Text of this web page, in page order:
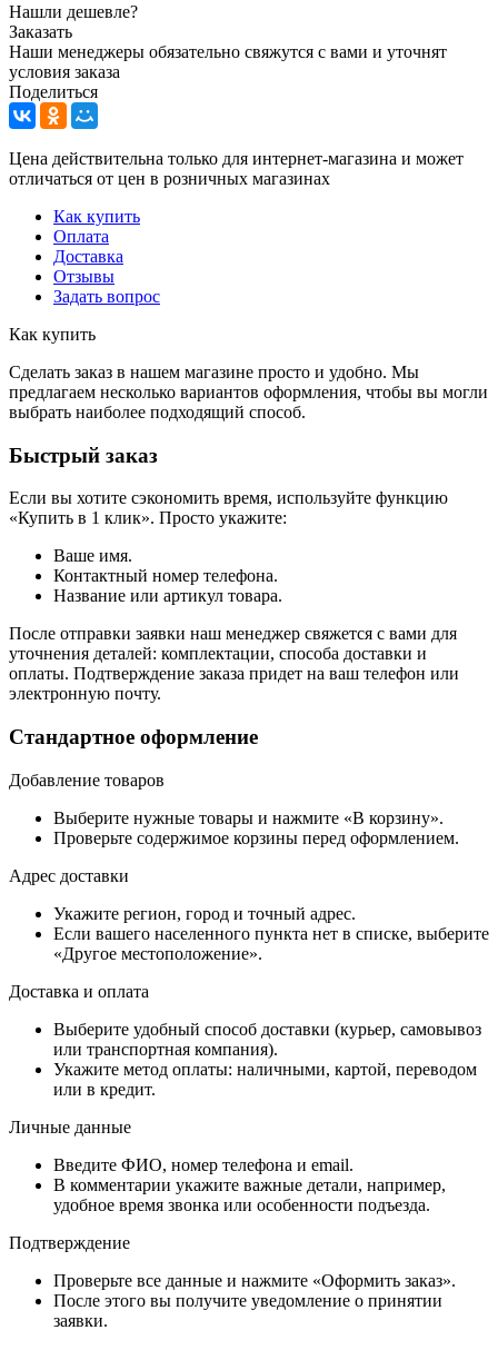
Нашли дешевле?
Заказать
Наши менеджеры обязательно свяжутся с вами и уточнят
условия заказа
Поделиться
Цена действительна только для интернет-магазина и может
отличаться от цен в розничных магазинах
Как купить
Оплата
Доставка
Отзывы
Задать вопрос
Как купить
Сделать заказ в нашем магазине просто и удобно. Мы
предлагаем несколько вариантов оформления, чтобы вы могли
выбрать наиболее подходящий способ.
Быстрый заказ
Если вы хотите сэкономить время, используйте функцию
«Купить в 1 клик». Просто укажите:
Ваше имя.
Контактный номер телефона.
Название или артикул товара.
После отправки заявки наш менеджер свяжется с вами для
уточнения деталей: комплектации, способа доставки и
оплаты. Подтверждение заказа придет на ваш телефон или
электронную почту.
Стандартное оформление
Добавление товаров
Выберите нужные товары и нажмите «В корзину».
Проверьте содержимое корзины перед оформлением.
Адрес доставки
Укажите регион, город и точный адрес.
Если вашего населенного пункта нет в списке, выберите
«Другое местоположение».
Доставка и оплата
Выберите удобный способ доставки (курьер, самовывоз
или транспортная компания).
Укажите метод оплаты: наличными, картой, переводом
или в кредит.
Личные данные
Введите ФИО, номер телефона и email.
В комментарии укажите важные детали, например,
удобное время звонка или особенности подъезда.
Подтверждение
Проверьте все данные и нажмите «Оформить заказ».
После этого вы получите уведомление о принятии
заявки.